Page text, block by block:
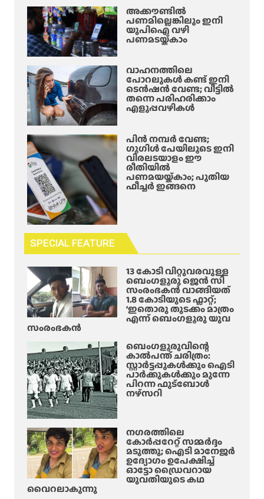
അക്കൗണ്ടിൽ
പണമില്ലെങ്കിലും ഇനി
യുപിഐ വഴി
പണമടയ്ക്കാം
വാഹനത്തിലെ
പോറലുകൾ കണ്ട് ഇനി
ടെൻഷൻ വേണ്ട; വീട്ടിൽ
തന്നെ പരിഹരിക്കാം
എളുപ്പവഴികൾ
പിൻ നമ്പർ വേണ്ട;
ഗൂഗിൾ പേയിലൂടെ ഇനി
വിരലടയാളം ഈ
രീതിയിൽ
പണമയയ്ക്കാം; പുതിയ
ഫീച്ചർ ഇങ്ങനെ
SPECIAL FEATURE
13 കോടി വിറ്റുവരവുള്ള
ബെംഗളൂരു ജെൻ സി
സംരംഭകൻ വാങ്ങിയത്
1.8 കോടിയുടെ ഫ്ലാറ്റ്;
‘ഇതൊരു തുടക്കം മാത്രം
എന്ന് ബെംഗളൂരു യുവ
സംരംഭകൻ
ബെംഗളൂരുവിന്റെ
കാൽപന്ത് ചരിത്രം:
സ്റ്റാർട്ടപ്പുകൾക്കും ഐടി
പാർക്കുകൾക്കും മുന്നേ
പിറന്ന ഫുട്ബോൾ
നഴ്സറി
നഗരത്തിലെ
കോർപ്പറേറ്റ് സമ്മർദ്ദം
മടുത്തു; ഐടി മാനേജർ
ഉദ്യോഗം ഉപേക്ഷിച്ച്
ഓട്ടോ ഡ്രൈവറായ
യുവതിയുടെ കഥ
വൈറലാകുന്നു